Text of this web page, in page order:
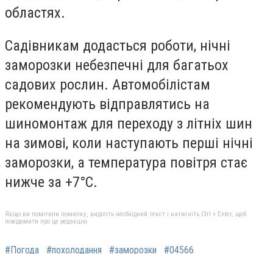
областях.
Садівникам додасться роботи, нічні
заморозки небезпечні для багатьох
садових рослин. Автомобілістам
рекомендують відправлятись на
шиномонтаж для переходу з літніх шин
на зимові, коли наступають перші нічні
заморозки, а температура повітря стає
нижче за +7°С.
Якщо ви помітили помилку, виділіть необхідний текст і натисніть Ctrl + Enter, щоб
повідомити про це редакцію
#Погода #похолодання #заморозки #04566